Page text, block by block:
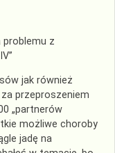
problemu z
jak również
przeproszeniem
„partnerów
możliwe choroby
jadę na